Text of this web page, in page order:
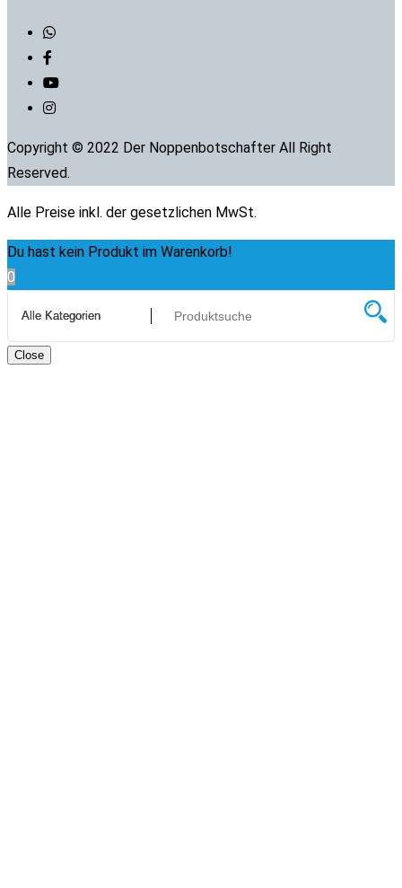
Copyright © 2022 Der Noppenbotschafter All Right
Reserved.
Alle Preise inkl. der gesetzlichen MwSt.
Du hast kein Produkt im Warenkorb!
0
Close